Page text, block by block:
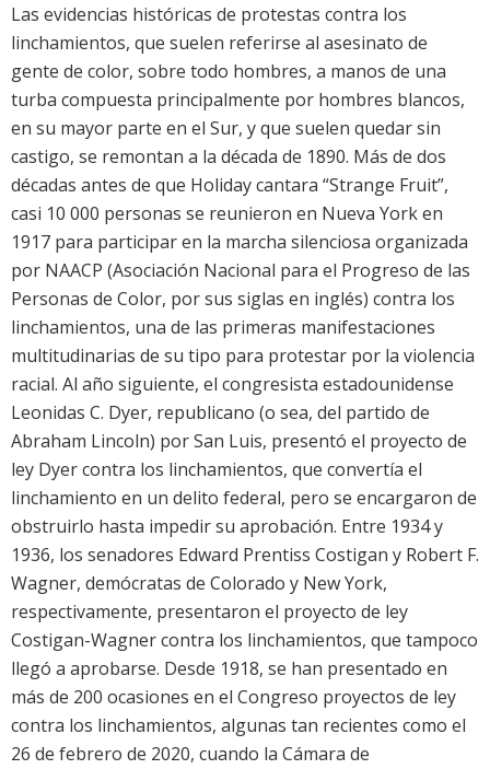
Las evidencias históricas de protestas contra los
linchamientos, que suelen referirse al asesinato de
gente de color, sobre todo hombres, a manos de una
turba compuesta principalmente por hombres blancos,
en su mayor parte en el Sur, y que suelen quedar sin
castigo, se remontan a la década de 1890. Más de dos
décadas antes de que Holiday cantara “Strange Fruit”,
casi 10 000 personas se reunieron en Nueva York en
1917 para participar en la marcha silenciosa organizada
por NAACP (Asociación Nacional para el Progreso de las
Personas de Color, por sus siglas en inglés) contra los
linchamientos, una de las primeras manifestaciones
multitudinarias de su tipo para protestar por la violencia
racial. Al año siguiente, el congresista estadounidense
Leonidas C. Dyer, republicano (o sea, del partido de
Abraham Lincoln) por San Luis, presentó el proyecto de
ley Dyer contra los linchamientos, que convertía el
linchamiento en un delito federal, pero se encargaron de
obstruirlo hasta impedir su aprobación. Entre 1934 y
1936, los senadores Edward Prentiss Costigan y Robert F.
Wagner, demócratas de Colorado y New York,
respectivamente, presentaron el proyecto de ley
Costigan-Wagner contra los linchamientos, que tampoco
llegó a aprobarse. Desde 1918, se han presentado en
más de 200 ocasiones en el Congreso proyectos de ley
contra los linchamientos, algunas tan recientes como el
26 de febrero de 2020, cuando la Cámara de